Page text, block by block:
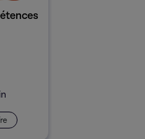
la complexité du
!